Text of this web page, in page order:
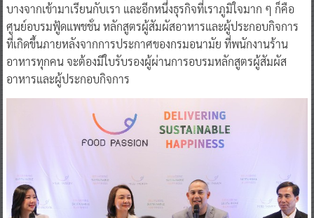
บางจากเข้ามาเรียนกับเรา และอีกหนึ่งธุรกิจที่เราภูมิใจมาก ๆ ก็คือ
ศูนย์อบรมฟู้ดแพชชั่น หลักสูตรผู้สัมผัสอาหารและผู้ประกอบกิจการ
ที่เกิดขึ้นภายหลังจากการประกาศของกรมอนามัย ที่พนักงานร้าน
อาหารทุกคน จะต้องมีใบรับรองผู้ผ่านการอบรมหลักสูตรผู้สัมผัส
อาหารและผู้ประกอบกิจการ